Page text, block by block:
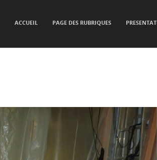
ACCUEIL PAGE DES RUBRIQUES